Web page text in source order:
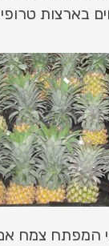
בארצות
המפתח צמח